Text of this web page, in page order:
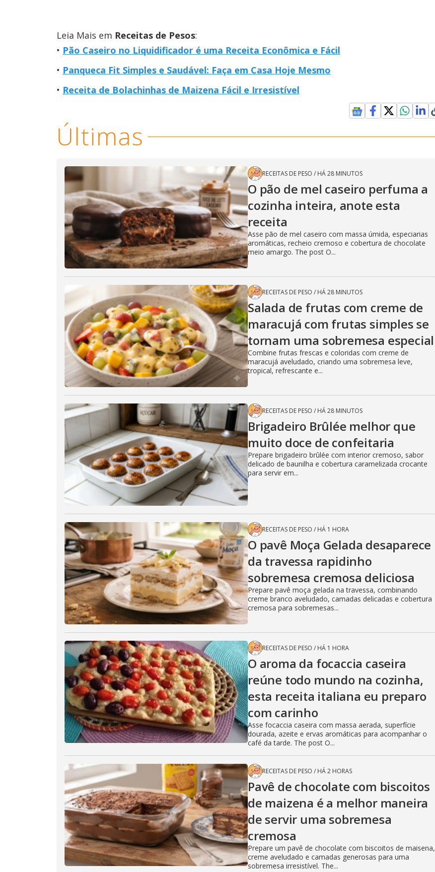
Leia Mais em Receitas de Pesos:
Pão Caseiro no Liquidificador é uma Receita Econômica e Fácil
Panqueca Fit Simples e Saudável: Faça em Casa Hoje Mesmo
Receita de Bolachinhas de Maizena Fácil e Irresistível
Últimas
RECEITAS DE PESO / HÁ 28 MINUTOS
O pão de mel caseiro perfuma a
cozinha inteira, anote esta
receita
Asse pão de mel caseiro com massa úmida, especiarias
aromáticas, recheio cremoso e cobertura de chocolate
meio amargo. The post O...
RECEITAS DE PESO / HÁ 28 MINUTOS
Salada de frutas com creme de
maracujá com frutas simples se
tornam uma sobremesa especial
Combine frutas frescas e coloridas com creme de
maracujá aveludado, criando uma sobremesa leve,
tropical, refrescante e...
RECEITAS DE PESO / HÁ 28 MINUTOS
Brigadeiro Brûlée melhor que
muito doce de confeitaria
Prepare brigadeiro brûlée com interior cremoso, sabor
delicado de baunilha e cobertura caramelizada crocante
para servir em...
RECEITAS DE PESO / HÁ 1 HORA
O pavê Moça Gelada desaparece
da travessa rapidinho
sobremesa cremosa deliciosa
Prepare pavê moça gelada na travessa, combinando
creme branco aveludado, camadas delicadas e cobertura
cremosa para sobremesas...
RECEITAS DE PESO / HÁ 1 HORA
O aroma da focaccia caseira
reúne todo mundo na cozinha,
esta receita italiana eu preparo
com carinho
Asse focaccia caseira com massa aerada, superfície
dourada, azeite e ervas aromáticas para acompanhar o
café da tarde. The post O...
RECEITAS DE PESO / HÁ 2 HORAS
Pavê de chocolate com biscoitos
de maizena é a melhor maneira
de servir uma sobremesa
cremosa
Prepare um pavê de chocolate com biscoitos de maisena,
creme aveludado e camadas generosas para uma
sobremesa irresistível. The...